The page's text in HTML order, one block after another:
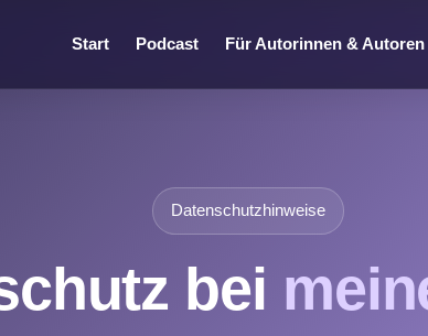
Start Podcast Für Autorinnen & Autoren
Datenschutzhinweise
bei